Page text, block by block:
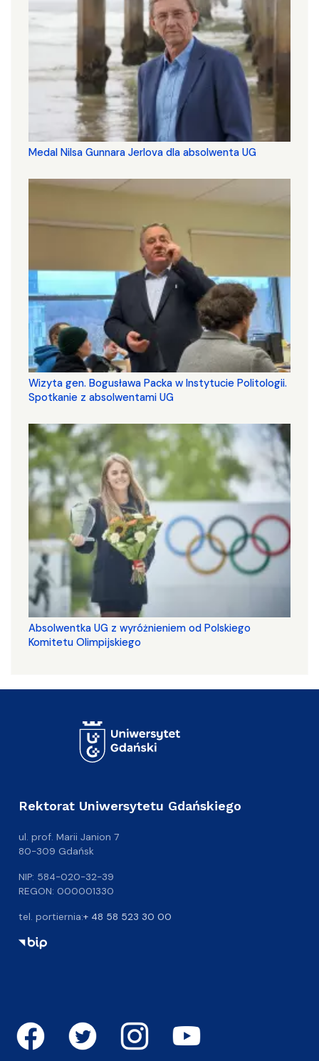
Medal Nilsa Gunnara Jerlova dla absolwenta UG
Wizyta gen. Bogusława Packa w Instytucie Politologii.
Spotkanie z absolwentami UG
Absolwentka UG z wyróżnieniem od Polskiego
Komitetu Olimpijskiego
Rektorat Uniwersytetu Gdańskiego
ul. prof. Marii Janion 7
80-309 Gdańsk
NIP: 584-020-32-39
REGON: 000001330
tel. portiernia:+ 48 58 523 30 00